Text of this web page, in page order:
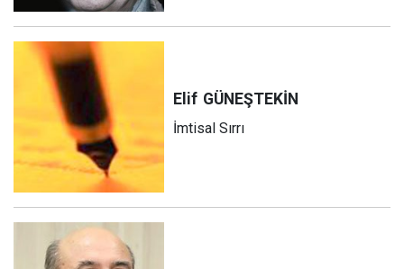
Elif GÜNEŞTEKİN
İmtisal Sırrı